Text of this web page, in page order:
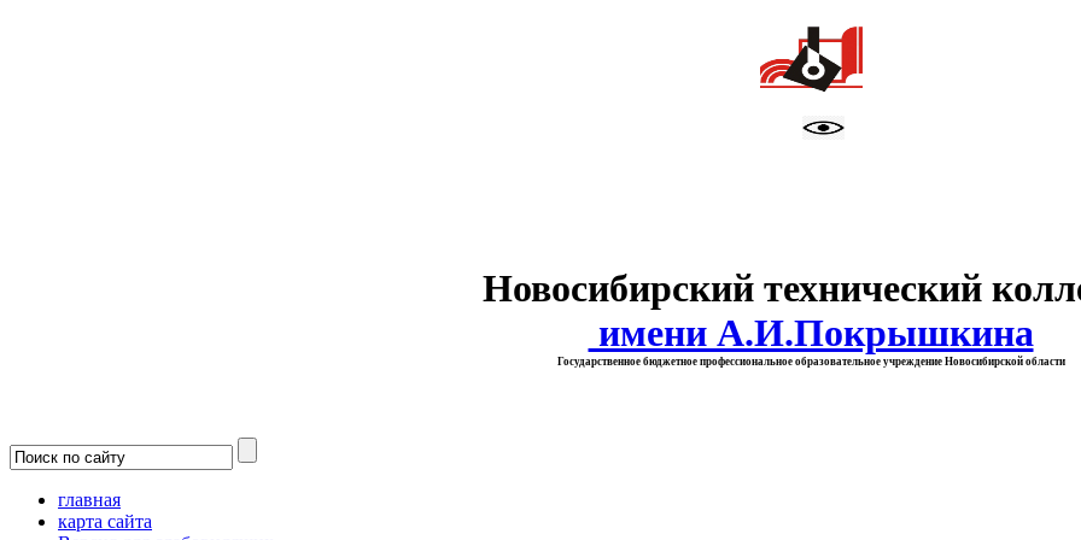
Новосибирский технический
имени А.И.Покрышкина
Государственное бюджетное профессиональное образовательное учреждение Новосибирской области
главная
карта сайта